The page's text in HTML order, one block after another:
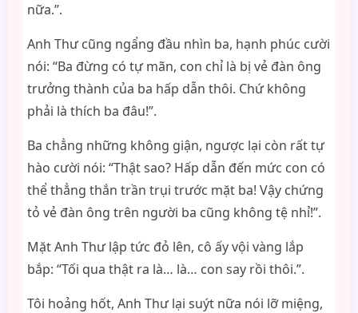
nữa.”.
Anh Thư cũng ngẩng đầu nhìn ba, hạnh phúc cười
nói: “Ba đừng có tự mãn, con chỉ là bị vẻ đàn ông
trưởng thành của ba hấp dẫn thôi. Chứ không
phải là thích ba đâu!”.
Ba chẳng những không giận, ngược lại còn rất tự
hào cười nói: “Thật sao? Hấp dẫn đến mức con có
thể thẳng thắn trần trụi trước mặt ba! Vậy chứng
tỏ vẻ đàn ông trên người ba cũng không tệ nhỉ!”.
Mặt Anh Thư lập tức đỏ lên, cô ấy vội vàng lắp
bắp: “Tối qua thật ra là… là… con say rồi thôi.”.
Tôi hoảng hốt, Anh Thư lại suýt nữa nói lỡ miệng,